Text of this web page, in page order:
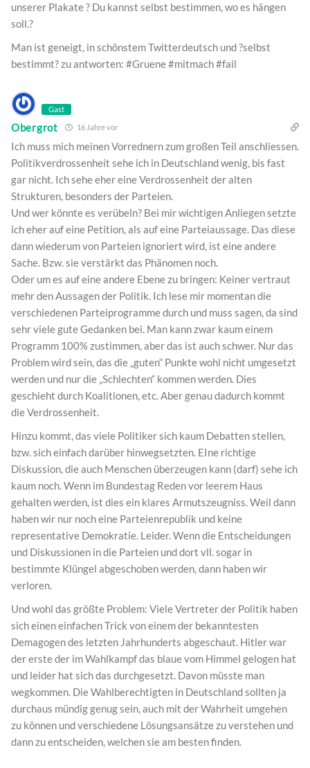
unserer Plakate ? Du kannst selbst bestimmen, wo es hängen
soll.?
Man ist geneigt, in schönstem Twitterdeutsch und ?selbst
bestimmt? zu antworten: #Gruene #mitmach #fail
Gast
Obergrot 16 Jahre vor
Ich muss mich meinen Vorrednern zum großen Teil anschliessen.
Politikverdrossenheit sehe ich in Deutschland wenig, bis fast
gar nicht. Ich sehe eher eine Verdrossenheit der alten
Strukturen, besonders der Parteien.
Und wer könnte es verübeln? Bei mir wichtigen Anliegen setzte
ich eher auf eine Petition, als auf eine Parteiaussage. Das diese
dann wiederum von Parteien ignoriert wird, ist eine andere
Sache. Bzw. sie verstärkt das Phänomen noch.
Oder um es auf eine andere Ebene zu bringen: Keiner vertraut
mehr den Aussagen der Politik. Ich lese mir momentan die
verschiedenen Parteiprogramme durch und muss sagen, da sind
sehr viele gute Gedanken bei. Man kann zwar kaum einem
Programm 100% zustimmen, aber das ist auch schwer. Nur das
Problem wird sein, das die „guten“ Punkte wohl nicht umgesetzt
werden und nur die „Schlechten“ kommen werden. Dies
geschieht durch Koalitionen, etc. Aber genau dadurch kommt
die Verdrossenheit.
Hinzu kommt, das viele Politiker sich kaum Debatten stellen,
bzw. sich einfach darüber hinwegsetzten. EIne richtige
Diskussion, die auch Menschen überzeugen kann (darf) sehe ich
kaum noch. Wenn im Bundestag Reden vor leerem Haus
gehalten werden, ist dies ein klares Armutszeugniss. Weil dann
haben wir nur noch eine Parteienrepublik und keine
representative Demokratie. Leider. Wenn die Entscheidungen
und Diskussionen in die Parteien und dort vll. sogar in
bestimmte Klüngel abgeschoben werden, dann haben wir
verloren.
Und wohl das größte Problem: Viele Vertreter der Politik haben
sich einen einfachen Trick von einem der bekanntesten
Demagogen des letzten Jahrhunderts abgeschaut. Hitler war
der erste der im Wahlkampf das blaue vom Himmel gelogen hat
und leider hat sich das durchgesetzt. Davon müsste man
wegkommen. Die Wahlberechtigten in Deutschland sollten ja
durchaus mündig genug sein, auch mit der Wahrheit umgehen
zu können und verschiedene Lösungsansätze zu verstehen und
dann zu entscheiden, welchen sie am besten finden.